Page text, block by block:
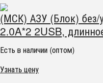
(МСК) АЗУ (Блок)
2.0A*2 2USB,
Есть в наличии (оптом)
Узнать цену